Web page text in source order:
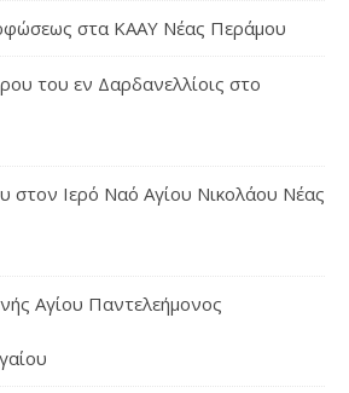
στα ΚΑΑΥ Νέας Περάμου
του εν Δαρδανελλίοις στο
στον Ιερό Ναό Αγίου Νικολάου Νέας
Αγίου Παντελεήμονος